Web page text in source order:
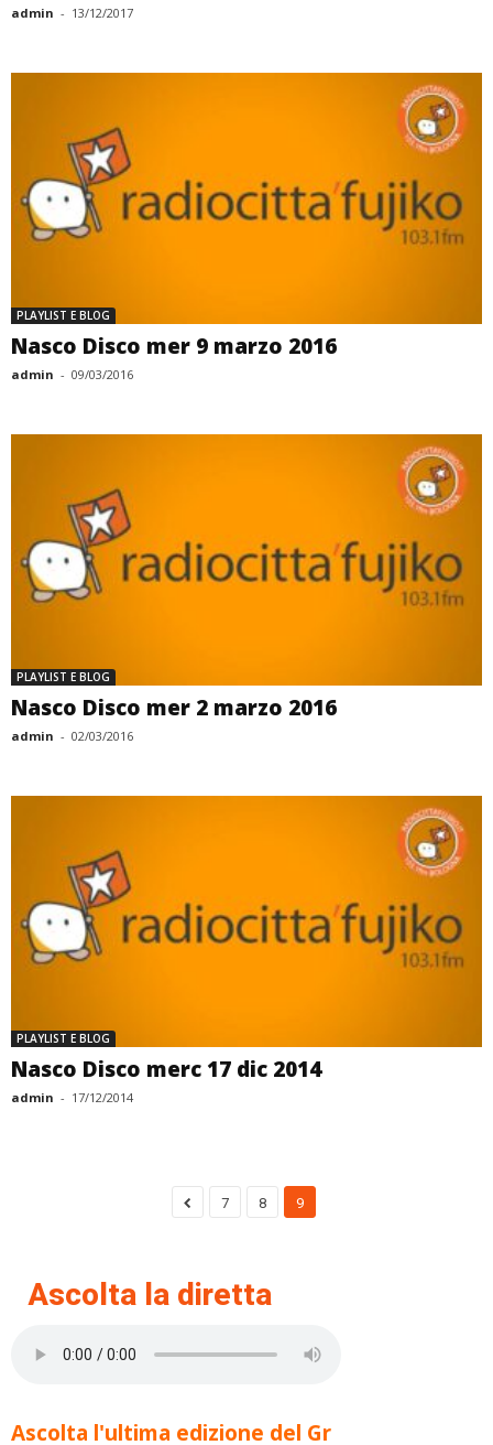
admin - 13/12/2017
PLAYLIST E BLOG
Nasco Disco mer 9 marzo 2016
admin - 09/03/2016
PLAYLIST E BLOG
Nasco Disco mer 2 marzo 2016
admin - 02/03/2016
PLAYLIST E BLOG
Nasco Disco merc 17 dic 2014
admin - 17/12/2014
7 8 9
Ascolta la diretta
Ascolta l'ultima edizione del Gr